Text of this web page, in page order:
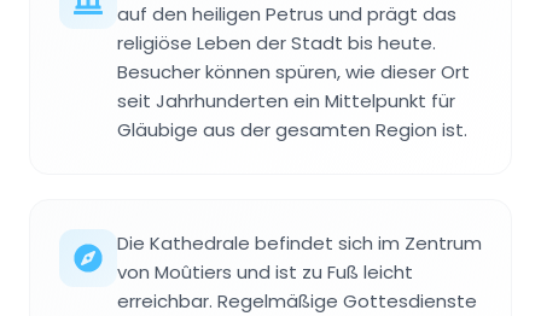
auf den heiligen Petrus und prägt das
religiöse Leben der Stadt bis heute.
Besucher können spüren, wie dieser Ort
seit Jahrhunderten ein Mittelpunkt für
Gläubige aus der gesamten Region ist.
Die Kathedrale befindet sich im Zentrum
von Moûtiers und ist zu Fuß leicht
erreichbar. Regelmäßige Gottesdienste